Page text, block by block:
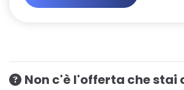
Non c'è l'offerta che stai